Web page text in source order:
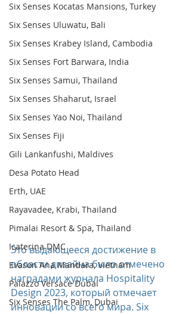
Six Senses Kocatas Mansions, Turkey
Six Senses Uluwatu, Bali
Six Senses Krabey Island, Cambodia
Six Senses Fort Barwara, India
Six Senses Samui, Thailand
Six Senses Shaharut, Israel
Six Senses Yao Noi, Thailand
Six Senses Fiji
Gili Lankanfushi, Maldives
Desa Potato Head
Erth, UAE
Rayavadee, Krabi, Thailand
Pimalai Resort & Spa, Thailand
Icaterina DMC
Evason Ana Mandara, Vietnam
Palazzo Versace Dubai
Six Senses The Palm, Dubai
Это выдающееся достижение в
области дизайна было отмечено
наградами журнала Hospitality
Design 2023, который отмечает
инновации со всего мира. Six